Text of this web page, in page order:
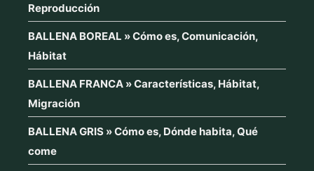
Reproducción
BALLENA BOREAL » Cómo es, Comunicación,
Hábitat
BALLENA FRANCA » Características, Hábitat,
Migración
BALLENA GRIS » Cómo es, Dónde habita, Qué
come